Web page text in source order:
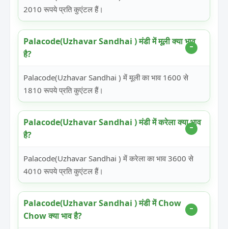
2010 रूपये प्रति कुएंटल हैं।
Palacode(Uzhavar Sandhai ) मंडी में मूली क्या भाव
है?
Palacode(Uzhavar Sandhai ) में मूली का भाव 1600 से
1810 रूपये प्रति कुएंटल हैं।
Palacode(Uzhavar Sandhai ) मंडी में करेला क्या भाव
है?
Palacode(Uzhavar Sandhai ) में करेला का भाव 3600 से
4010 रूपये प्रति कुएंटल हैं।
Palacode(Uzhavar Sandhai ) मंडी में Chow
Chow क्या भाव है?